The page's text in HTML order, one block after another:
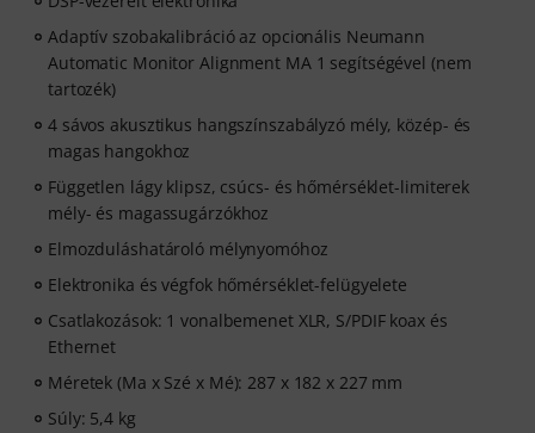
Adaptív szobakalibráció az opcionális Neumann
Automatic Monitor Alignment MA 1 segítségével (nem
tartozék)
4 sávos akusztikus hangszínszabályzó mély, közép- és
magas hangokhoz
Független lágy klipsz, csúcs- és hőmérséklet-limiterek
mély- és magassugárzókhoz
Elmozduláshatároló mélynyomóhoz
Elektronika és végfok hőmérséklet-felügyelete
Csatlakozások: 1 vonalbemenet XLR, S/PDIF koax és
Ethernet
Méretek (Ma x Szé x Mé): 287 x 182 x 227 mm
Súly: 5,4 kg